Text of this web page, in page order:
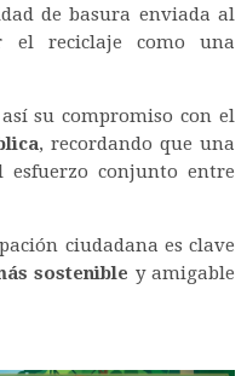
de basura enviada al
el reciclaje como una
su compromiso con el
, recordando que una
conjunto entre
ciudadana es clave
sostenible y amigable